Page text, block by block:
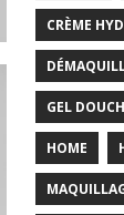
CRÈME
GEL
HOME